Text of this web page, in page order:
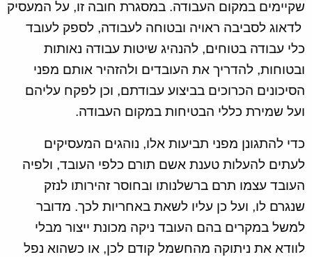
שקיימים במקום העבודה. במסגרת חובה זו, על המעסיק
לדאוג לסביבה ראויה ובטוחה לעבודה, לספק לעובד
כלי עבודה בטוחים, להנהיג שיטות עבודה נאותות
ובטוחות, להדריך את העובדים ולהזהיר אותם מפני
הסיכונים הכרוכים בביצוע עבודתם, וכן לפקח עליהם
ועל שמירת כללי הבטיחות במקום העבודה.
כדי להתגונן מפני תביעות אלו, נוהגים המעסיקים
לעתים להעלות טענת אשם תורם כלפי העובד, ולפיה
העובד עצמו תרם ברשלנותו ובחוסר זהירותו לנזק
שנגרם לו, ועל כן עליו לשאת באחריות לכך. מדובר
למשל במקרים בהם העובד ניקה מכונת ייצור מבלי
לוודא את ניתוקה מהחשמל קודם לכן, או כשהוא נפל